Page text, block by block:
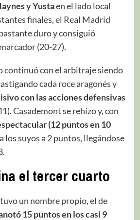
y Yustaen el lado local
finales, el Real Madrid
duro y consiguió
(20-27).
continuó con el arbitraje siendo
cada roce aragonés y
con las acciones defensivas
Casademont se rehízo y, con
(12 puntos en 10
los suyos a 2 puntos, llegándose
el tercer cuarto
un nombre propio, el de
15 puntos en los casi 9